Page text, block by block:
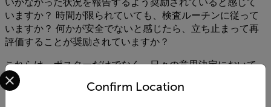
いますか？ 時間が限られていても、検査ルーチンに従って
いますか？ 何かが安全でないと感じたら、立ち止まって再
評価することが奨励されていますか？
これらは、ポスターだけでなく、日々の意思決定において
も安全を真剣に受け止める職場の兆候です。リーダーシッ
プ、コミュニケーション、一貫性はすべて重要な役割を果
Confirm Location
Select your preferred country and language from the